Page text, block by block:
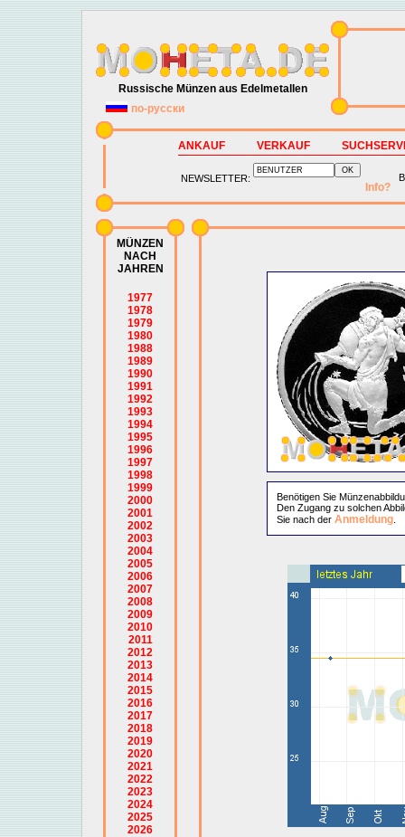
Russische Münzen aus Edelmetallen
по-русски
ANKAUF VERKAUF
NEWSLETTER:
Info?
MÜNZEN
NACH
JAHREN
1977
1978
1979
1980
1988
1989
1990
1991
1992
1993
1994
1995
1996
1997
1998
1999
2000
2001
2002
2003
2004
2005
2006
2007
2008
2009
2010
2011
2012
2013
2014
2015
2016
2017
2018
2019
2020
2021
2022
2023
2024
2025
2026
Benötigen Sie
Den Zugang zu solchen
Sie nach der Anmeldung.